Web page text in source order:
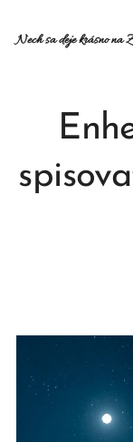
Nech sa deje krásno na